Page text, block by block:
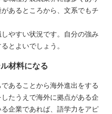
あるところから、文系でもチ
やすい状況です。自分の強み
とよいでしょう。
材料になる
あることから海外進出をする
たうえで海外に拠点がある企
企業であれば、語学力をアピ